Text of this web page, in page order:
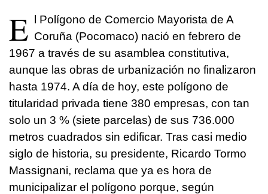
E l Polígono de Comercio Mayorista de A
Coruña (Pocomaco) nació en febrero de
1967 a través de su asamblea constitutiva,
aunque las obras de urbanización no finalizaron
hasta 1974. A día de hoy, este polígono de
titularidad privada tiene 380 empresas, con tan
solo un 3 % (siete parcelas) de sus 736.000
metros cuadrados sin edificar. Tras casi medio
siglo de historia, su presidente, Ricardo Tormo
Massignani, reclama que ya es hora de
municipalizar el polígono porque, según